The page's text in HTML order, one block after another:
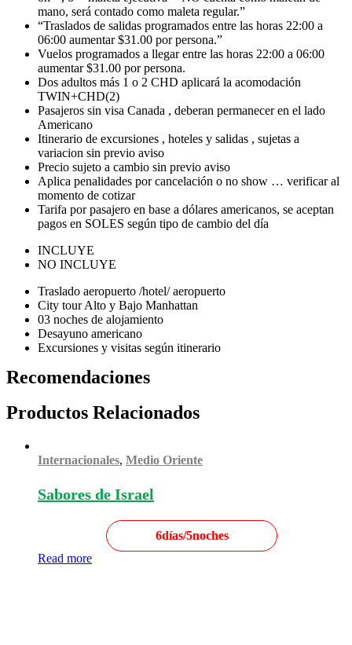
mano, será contado como maleta regular.”
“Traslados de salidas programados entre las horas 22:00 a
06:00 aumentar $31.00 por persona.”
Vuelos programados a llegar entre las horas 22:00 a 06:00
aumentar $31.00 por persona.
Dos adultos más 1 o 2 CHD aplicará la acomodación
TWIN+CHD(2)
Pasajeros sin visa Canada , deberan permanecer en el lado
Americano
Itinerario de excursiones , hoteles y salidas , sujetas a
variacion sin previo aviso
Precio sujeto a cambio sin previo aviso
Aplica penalidades por cancelación o no show … verificar al
momento de cotizar
Tarifa por pasajero en base a dólares americanos, se aceptan
pagos en SOLES según tipo de cambio del día
INCLUYE
NO INCLUYE
Traslado aeropuerto /hotel/ aeropuerto
City tour Alto y Bajo Manhattan
03 noches de alojamiento
Desayuno americano
Excursiones y visitas según itinerario
Recomendaciones
Productos Relacionados
Internacionales, Medio Oriente
Sabores de Israel
6días/5noches
Read more